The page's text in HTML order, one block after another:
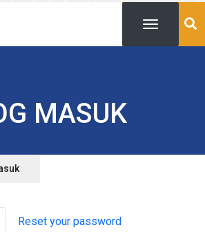
MASUK
Reset your password